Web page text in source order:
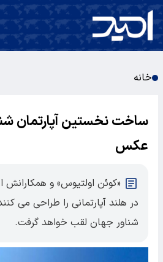
خانه
ساخت نخستین آپارتمان
عکس
«کوئن اولتیوس» و همکارانش
در هلند آپارتمانی را طراحی می
شناور جهان لقب خواهد گرفت.